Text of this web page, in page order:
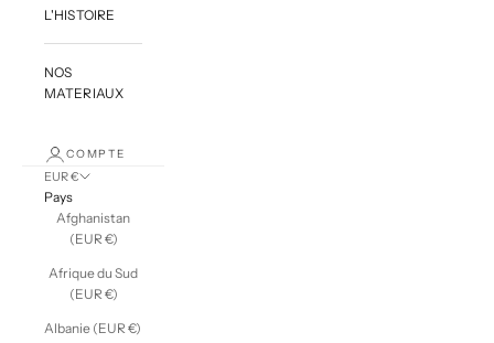
L'HISTOIRE
NOS
MATERIAUX
COMPTE
EUR €
Pays
Afghanistan
(EUR €)
Afrique du Sud
(EUR €)
Albanie (EUR €)